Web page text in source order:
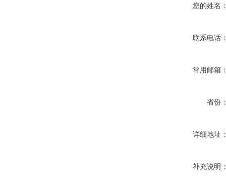
您的姓名
联系电话
常用邮箱
省份
详细地址
补充说明